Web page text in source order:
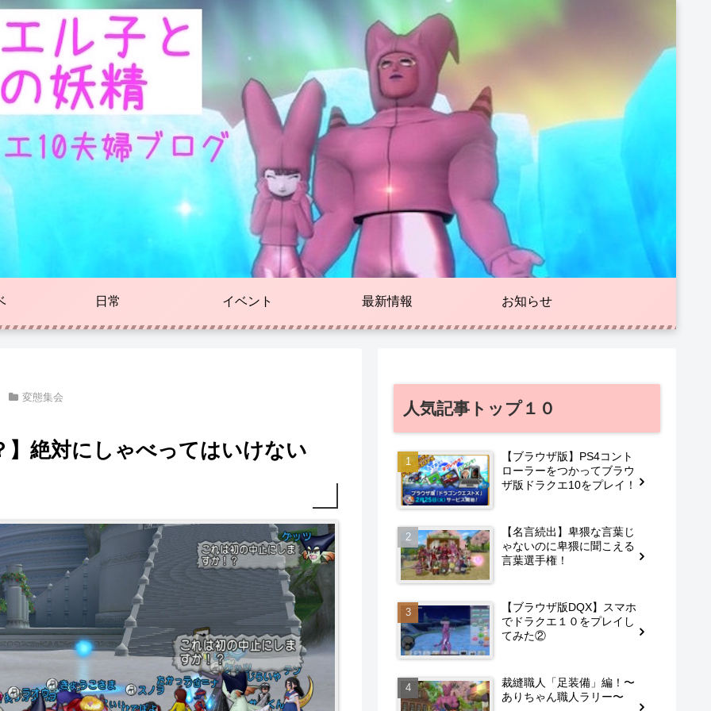
日常 イベント 最新情報 お知らせ
変態集会
絶対にしゃべってはいけない
人気記事トップ１０
【ブラウザ版】PS4コント
ローラーをつかってブラウ
ザ版ドラクエ10をプレイ！
【名言続出】卑猥な言葉じ
ゃないのに卑猥に聞こえる
言葉選手権！
【ブラウザ版DQX】スマホ
でドラクエ１０をプレイし
てみた②
裁縫職人「足装備」編！〜
ありちゃん職人ラリー〜